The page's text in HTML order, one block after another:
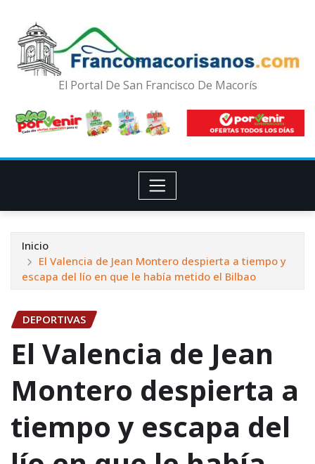
El Portal De San Francisco De Macorís
Inicio
El Valencia de Jean Montero despierta a tiempo y
escapa del lío en que le había metido el Bilbao
DEPORTIVAS
El Valencia de Jean
Montero despierta a
tiempo y escapa del